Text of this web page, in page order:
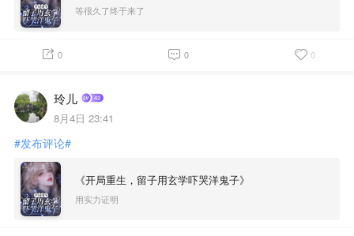
等很久了终于来了
0 0 0
玲儿
8月4日 23:41
#发布评论#
《开局重生，留子用玄学吓哭洋鬼子》
用实力证明